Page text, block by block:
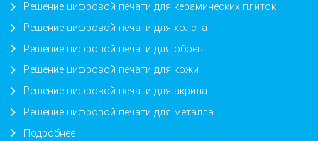
Решение цифровой печати для керамических плиток
Решение цифровой печати для холста
Решение цифровой печати для обоев
Решение цифровой печати для кожи
Решение цифровой печати для акрила
Решение цифровой печати для металла
Подробнее